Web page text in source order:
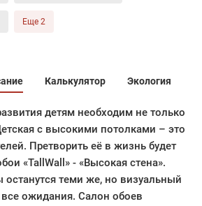
Еще 2
Калькулятор Экология
детям необходим не только
с высокими потолками – это
Претворить её в жизнь будет
«TallWall» - «Высокая стена».
останутся теми же, но визуальный
ожидания. Салон обоев